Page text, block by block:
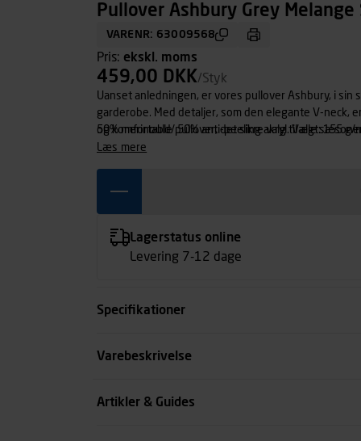
Pullover Ashbury Grey Melange
VARENR: 63009568
Pris: ekskl. moms
459,00 DKK/Styk
Uanset anledningen, er vores pullover Ashbury, i
garderobe. Med detaljer, som den elegante V-
og komfortable pullover, det sikre valg til alle
50% merinould/ 50% anti-peeling akryl. Vægt: 155 g/
læs mere
Lagerstatus online
Levering 7-12 dage
Specifikationer
Størrelse
Varebeskrivelse
Artikler & Guides